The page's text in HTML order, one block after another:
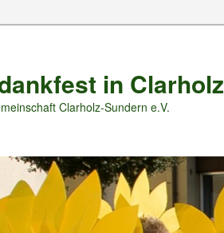
in Clarholz
Clarholz-Sundern e.V.